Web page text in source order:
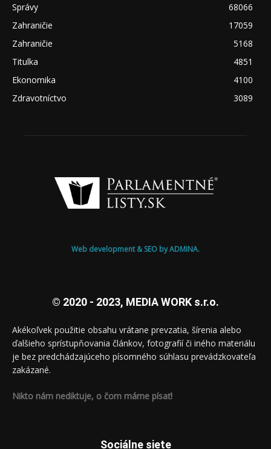
Správy
68066
Zahraničie
17059
Zahraničie
5168
Titulka
4851
Ekonomika
4100
Zdravotníctvo
3089
Web development & SEO by ADMINA.
© 2020 - 2023, MEDIA WORK s.r.o.
Akékoľvek použitie obsahu vrátane prevzatia, šírenia alebo
ďalšieho sprístupňovania článkov, fotografií či iného materiálu
je bez predchádzajúceho písomného súhlasu prevádzkovateľa
zakázané.
Nikto nám nediktuje, o čom máme písať!
Sociálne siete